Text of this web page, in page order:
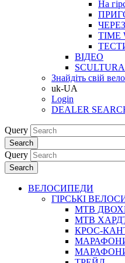
На
TIME
ВІДЕО
Знайдіть свій
uk-UA
Login
DEALER
Query
Search
Query
Search
ВЕЛОСИПЕДИ
ГІРСЬКІ
MTB
MTB
КРОС-